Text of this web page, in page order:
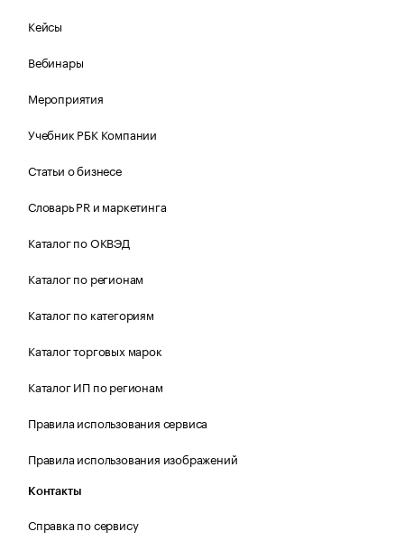
Кейсы
Вебинары
Мероприятия
Учебник РБК Компании
Статьи о бизнесе
Словарь PR и маркетинга
Каталог по ОКВЭД
Каталог по регионам
Каталог по категориям
Каталог торговых марок
Каталог ИП по регионам
Правила использования сервиса
Правила использования изображений
Контакты
Справка по сервису